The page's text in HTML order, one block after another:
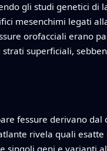
gli studi genetici di
mesenchimi legati
orofacciali erano
superficiali,
fessure derivano
rivela quali
singoli geni e varianti